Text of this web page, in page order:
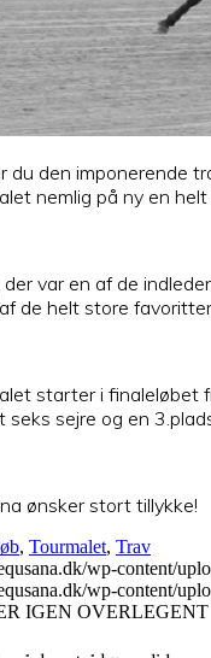
du den imponerende
nemlig på ny en
der var en af de
de helt store
starter i finaleløbet
seks sejre og en
ønsker stort tillykke!
, Tourmalet, Trav
wp-content/
wp-content/
IGEN OVERLEGENT